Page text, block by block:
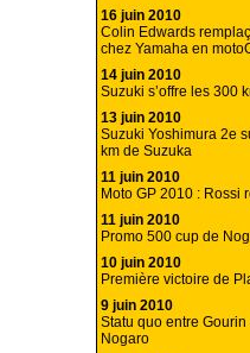
16 juin 2010
Colin Edwards
chez Yamaha en
14 juin 2010
Suzuki s’offre les 300
13 juin 2010
Suzuki Yoshimura 2e
km de Suzuka
11 juin 2010
Moto GP 2010 : Rossi
11 juin 2010
Promo 500 cup de
10 juin 2010
Première victoire de
9 juin 2010
Statu quo entre
Nogaro